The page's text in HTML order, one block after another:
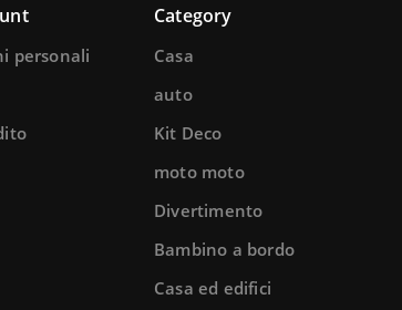
personali
Category
Casa
auto
Kit Deco
moto moto
Divertimento
Bambino a bordo
Casa ed edifici